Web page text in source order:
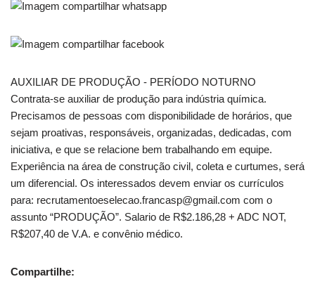
AUXILIAR DE PRODUÇÃO - PERÍODO NOTURNO
Contrata-se auxiliar de produção para indústria química.
Precisamos de pessoas com disponibilidade de horários, que
sejam proativas, responsáveis, organizadas, dedicadas, com
iniciativa, e que se relacione bem trabalhando em equipe.
Experiência na área de construção civil, coleta e curtumes, será
um diferencial. Os interessados devem enviar os currículos
para: recrutamentoeselecao.francasp@gmail.com com o
assunto “PRODUÇÃO”. Salario de R$2.186,28 + ADC NOT,
R$207,40 de V.A. e convênio médico.
Compartilhe: